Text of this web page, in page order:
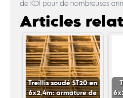
de KDI pour de nombreuses
Articles
Treillis soudé ST20 en
6x2.4m: armature de